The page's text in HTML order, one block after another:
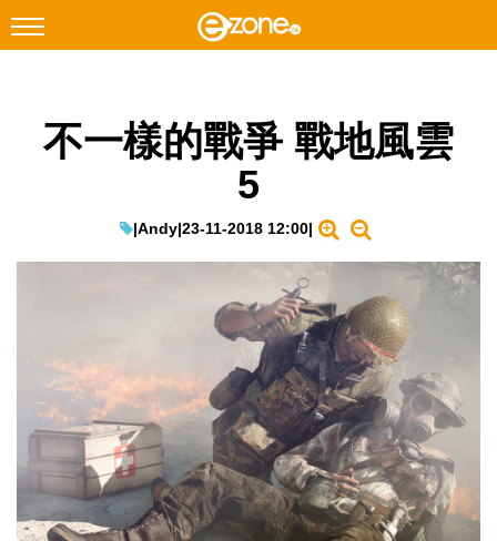
Facebook Instagram
遊戲動漫
IT Times
生成式AI與雲端應用
Enterprise Digital Transformation
特集
不一樣的戰爭 戰地風雲
5
|Andy|23-11-2018 12:00|